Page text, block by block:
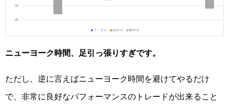
ニューヨーク時間、足引っ張りすぎです。
ただし、逆に言えばニューヨーク時間を避けてやるだけ
で、非常に良好なパフォーマンスのトレードが出来ること